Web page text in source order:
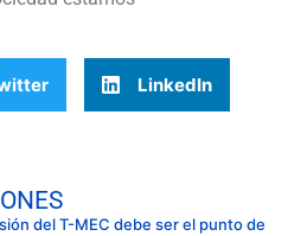
LinkedIn
del T-MEC debe ser el punto de